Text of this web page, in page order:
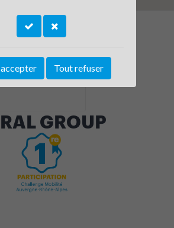
GROUP
Tout refuser